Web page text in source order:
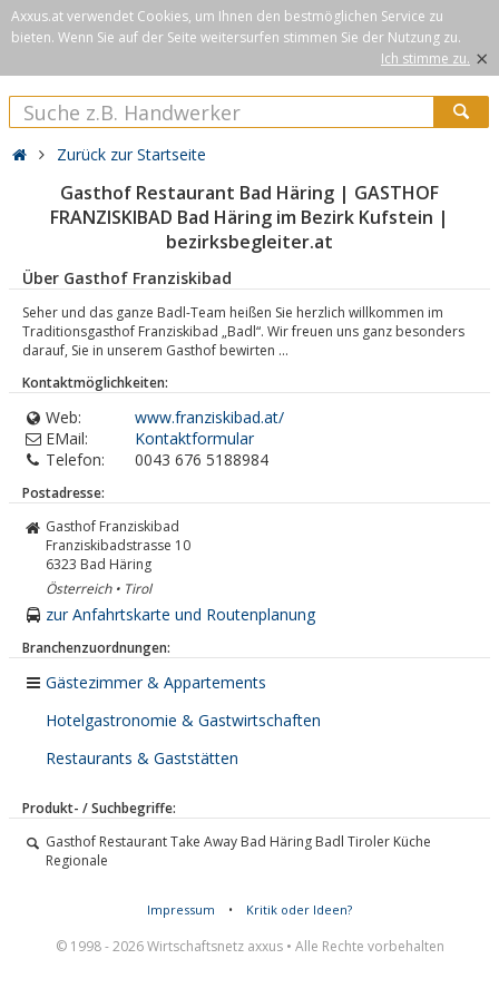
Axxus.at verwendet Cookies, um Ihnen den bestmöglichen Service zu
bieten. Wenn Sie auf der Seite weitersurfen stimmen Sie der Nutzung zu.
Ich stimme zu. ×
Zurück zur Startseite
Gasthof Restaurant Bad Häring | GASTHOF
FRANZISKIBAD Bad Häring im Bezirk Kufstein |
bezirksbegleiter.at
Über Gasthof Franziskibad
Seher und das ganze Badl-Team heißen Sie herzlich willkommen im
Traditionsgasthof Franziskibad „Badl“. Wir freuen uns ganz besonders
darauf, Sie in unserem Gasthof bewirten ...
Kontaktmöglichkeiten:
Web:
www.franziskibad.at/
EMail:
Kontaktformular
Telefon:
0043 676 5188984
Postadresse:
Gasthof Franziskibad
Franziskibadstrasse 10
6323 Bad Häring
Österreich • Tirol
zur Anfahrtskarte und Routenplanung
Branchenzuordnungen:
Gästezimmer & Appartements
Hotelgastronomie & Gastwirtschaften
Restaurants & Gaststätten
Produkt- / Suchbegriffe:
Gasthof Restaurant Take Away Bad Häring Badl Tiroler Küche
Regionale
Impressum • Kritik oder Ideen?
© 1998 - 2026 Wirtschaftsnetz axxus • Alle Rechte vorbehalten